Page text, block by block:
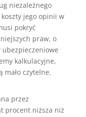
niezależnego
jego opinii w
pokryć
praw, o
kalkulacyjne,
mało czytelne.
przez
procent niższa niż